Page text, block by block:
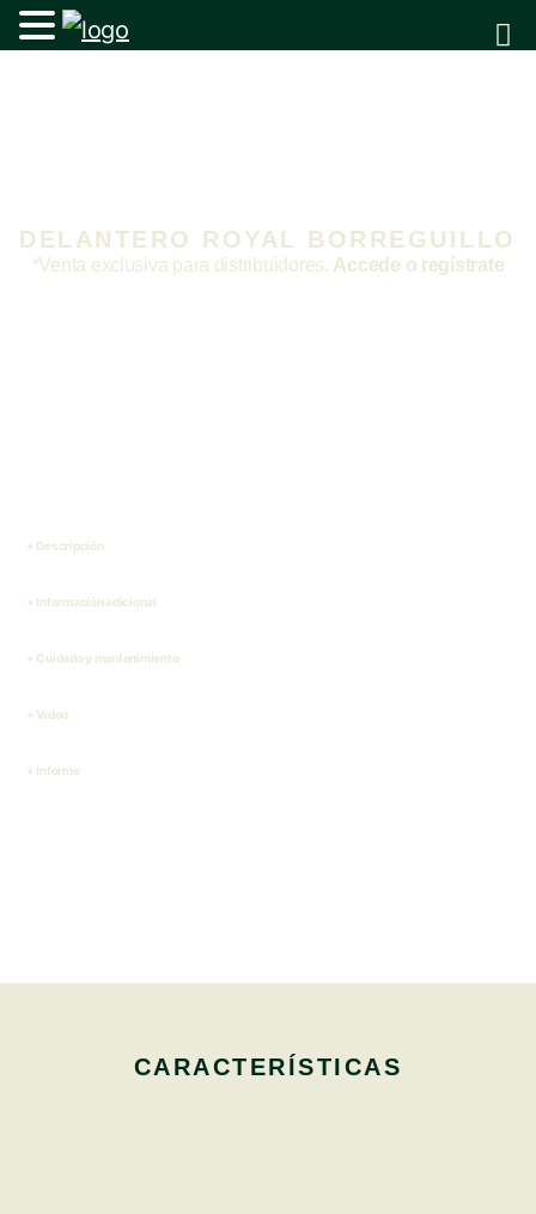
DELANTERO ROYAL BORREGUILLO
*Venta exclusiva para distribuidores. Accede o regístrate
Descripción
Información adicional
Cuidado y mantenimiento
Video
Informe
CARACTERÍSTICAS